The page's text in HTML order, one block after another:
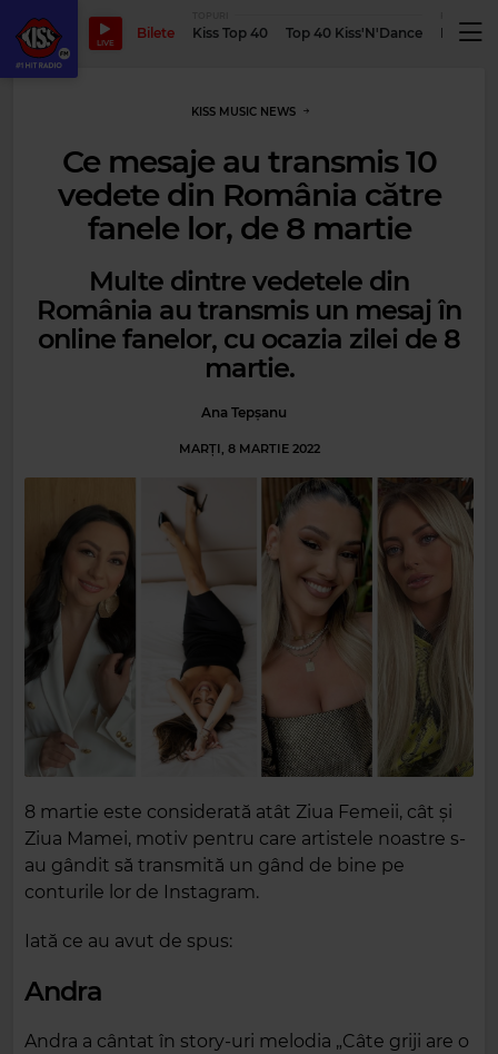
LIVE
Bilete Kiss Top 40 Top 40 Kiss'N'Dance
KISS MUSIC NEWS
Ce mesaje au transmis 10
vedete din România către
fanele lor, de 8 martie
Multe dintre vedetele din
România au transmis un mesaj în
online fanelor, cu ocazia zilei de 8
martie.
Ana Tepșanu
MARȚI, 8 MARTIE 2022
8 martie este considerată atât Ziua Femeii, cât și
Ziua Mamei, motiv pentru care artistele noastre s-
au gândit să transmită un gând de bine pe
conturile lor de Instagram.
Iată ce au avut de spus:
Andra
Andra a cântat în story-uri melodia „Câte griji are o